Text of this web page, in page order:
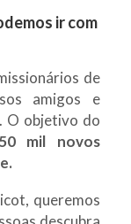
ir com
de
amigos e
O objetivo do
mil novos
queremos